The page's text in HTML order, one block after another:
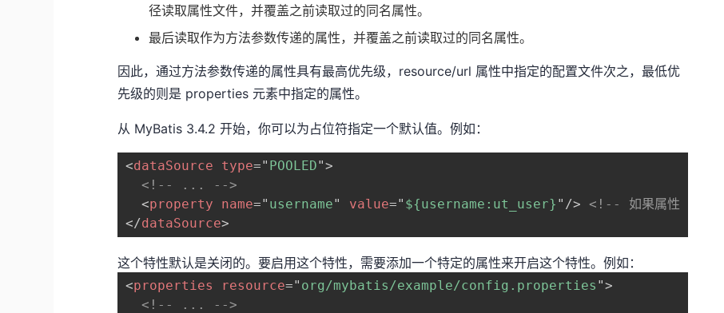
径读取属性文件，并覆盖之前读取过的同名属性。
最后读取作为方法参数传递的属性，并覆盖之前读取过的同名属性。
因此，通过方法参数传递的属性具有最高优先级，resource/url 属性中指定的配置文件次之，最低优
先级的则是 properties 元素中指定的属性。
从 MyBatis 3.4.2 开始，你可以为占位符指定一个默认值。例如：
<dataSource type=" POOLED">
<!-- ... -->
<property name=" username" value=" ${username:ut_user} " />
<!-- 如果属性
</dataSource>
这个特性默认是关闭的。要启用这个特性，需要添加一个特定的属性来开启这个特性。例如：
<properties resource=" org/mybatis/example/config.properties ">
<!-- ... -->